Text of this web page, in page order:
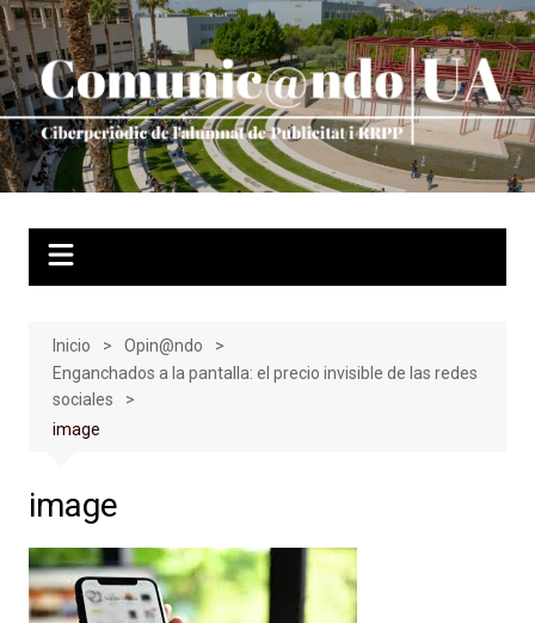
Saltar
al
contenido
Inicio
Opin@ndo
Enganchados a la pantalla: el precio invisible de las redes
sociales
image
image